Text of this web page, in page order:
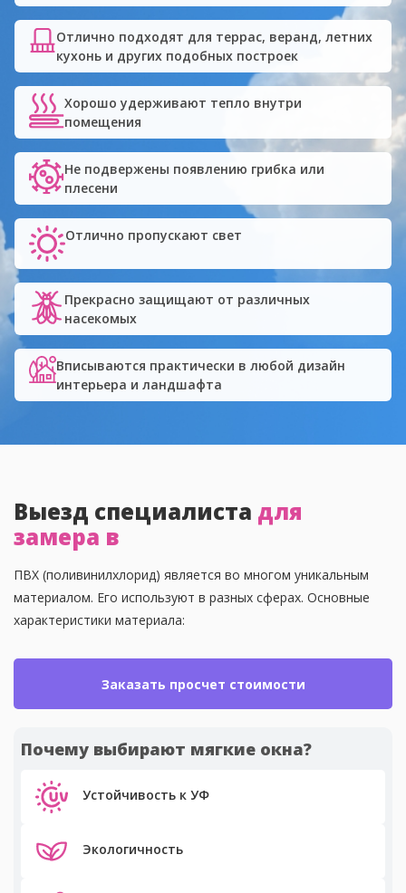
Отлично подходят для террас, веранд, летних
кухонь и других подобных построек
Хорошо удерживают тепло внутри
помещения
Не подвержены появлению грибка или
плесени
Отлично пропускают свет
Прекрасно защищают от различных
насекомых
Вписываются практически в любой дизайн
интерьера и ландшафта
Выезд специалиста для
замера в
ПВХ (поливинилхлорид) является во многом уникальным
материалом. Его используют в разных сферах. Основные
характеристики материала:
Заказать просчет стоимости
Почему выбирают мягкие окна?
Устойчивость к УФ
Экологичность